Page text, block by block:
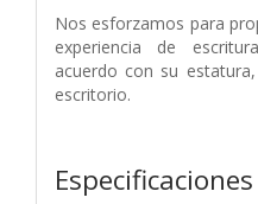
Nos esforzamos para
experiencia de
acuerdo con su
escritorio.